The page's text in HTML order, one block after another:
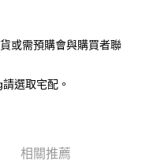
或需預購會與購買者聯
選取宅配。
相關推薦